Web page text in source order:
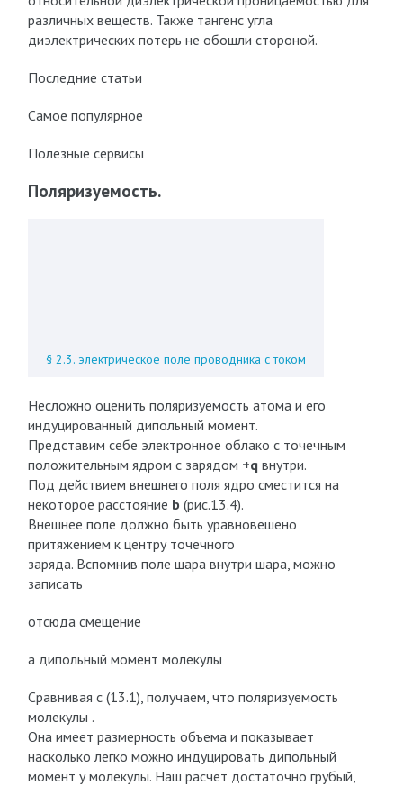
различных веществ. Также тангенс угла
диэлектрических потерь не обошли стороной.
Последние статьи
Самое популярное
Полезные сервисы
Поляризуемость.
§ 2.3. электрическое поле проводника с током
Несложно оценить поляризуемость атома и его
индуцированный дипольный момент.
Представим себе электронное облако с точечным
положительным ядром с зарядом +qвнутри.
Под действием внешнего поля ядро сместится на
некоторое расстояние b (рис.13.4).
Внешнее поле должно быть уравновешено
притяжением к центру точечного
заряда. Вспомнив поле шара внутри шара, можно
записать
отсюда смещение
а дипольный момент молекулы
Сравнивая с (13.1), получаем, что поляризуемость
молекулы .
Она имеет размерность объема и показывает
насколько легко можно индуцировать дипольный
момент у молекулы. Наш расчет достаточно грубый,